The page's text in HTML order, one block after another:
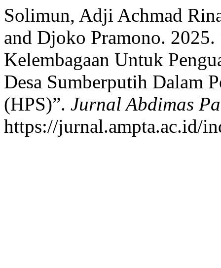
Solimun, Adji Achmad
and Djoko Pramono. 2025.
Kelembagaan Untuk
Desa Sumberputih Dalam
(HPS)”. Jurnal Abdimas
https://jurnal.ampta.ac.id/